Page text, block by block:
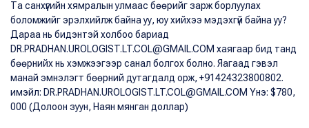
Та санхүүгийн хямралын улмаас бөөрийг зарж борлуулах
боломжийг эрэлхийлж байна уу, юу хийхээ мэдэхгүй байна уу?
Дараа нь бидэнтэй холбоо бариад
DR.PRADHAN.UROLOGIST.LT.COL@GMAIL.COM хаягаар бид танд
бөөрнийх нь хэмжээгээр санал болгох болно. Яагаад гэвэл
манай эмнэлэгт бөөрний дутагдалд орж, +91424323800802.
имэйл: DR.PRADHAN.UROLOGIST.LT.COL@GMAIL.COM Yнэ: $780,
000 (Долоон зуун, Наян мянган доллар)